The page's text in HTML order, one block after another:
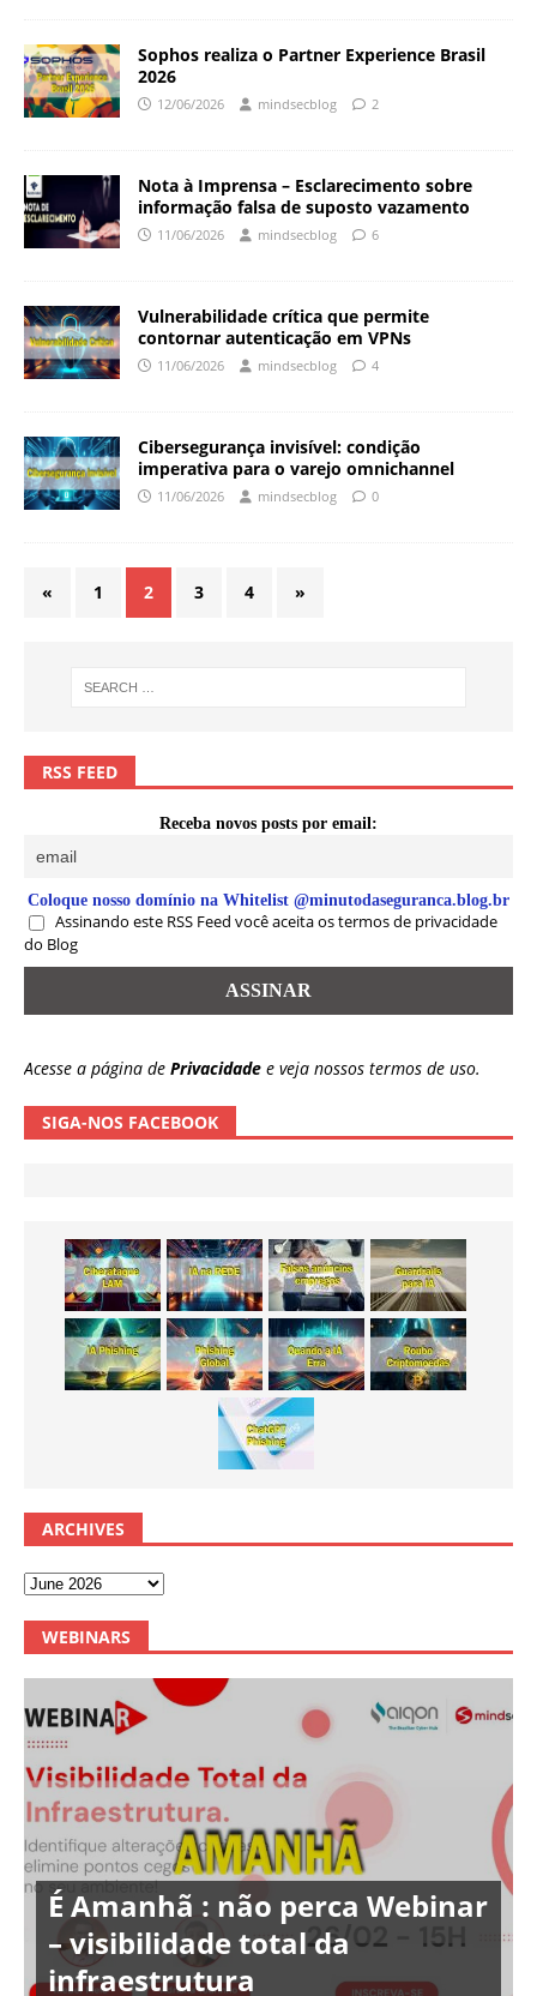
Sophos realiza o Partner Experience Brasil
2026
12/06/2026 mindsecblog 2
Nota à Imprensa – Esclarecimento sobre
informação falsa de suposto vazamento
11/06/2026 mindsecblog 6
Vulnerabilidade crítica que permite
contornar autenticação em VPNs
11/06/2026 mindsecblog 4
Cibersegurança invisível: condição
imperativa para o varejo omnichannel
11/06/2026 mindsecblog 0
« 1 2 3 4 »
RSS FEED
Receba novos posts por email:
Coloque nosso domínio na Whitelist @minutodaseguranca.blog.br
Assinando este RSS Feed você aceita os termos de privacidade
do Blog
Acesse a página de Privacidade e veja nossos termos de uso.
SIGA-NOS FACEBOOK
ARCHIVES
WEBINARS
É Amanhã : não perca Webinar
– visibilidade total da
infraestrutura